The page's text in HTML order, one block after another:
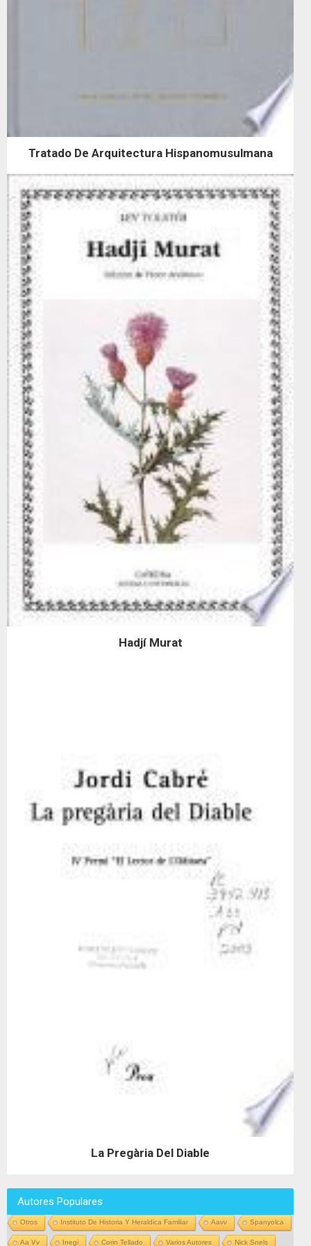
Tratado De Arquitectura Hispanomusulmana
Hadjí Murat
La Pregària Del Diable
Autores Populares
Otros Instituto De Historia Y Heraldica Familiar Aavv Spanyolca
Aa Vv Inegi Corin Tellado Varios Autores Nick Snels